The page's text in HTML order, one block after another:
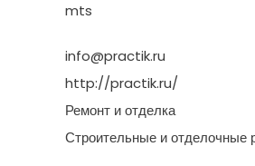
mts
info@practik.ru
http://practik.ru/
Ремонт и отделка
Строительные и отделочные